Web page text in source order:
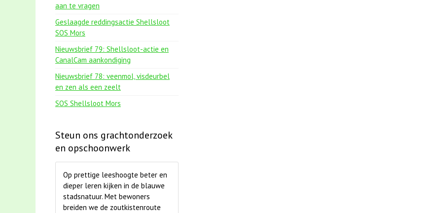
aan te vragen
Geslaagde reddingsactie Shellsloot
SOS Mors
Nieuwsbrief 79: Shellsloot-actie en
CanalCam aankondiging
Nieuwsbrief 78: veenmol, visdeurbel
en zen als een zeelt
SOS Shellsloot Mors
Steun ons grachtonderzoek
en opschoonwerk
Op prettige leeshoogte beter en
dieper leren kijken in de blauwe
stadsnatuur. Met bewoners
breiden we de zoutkistenroute